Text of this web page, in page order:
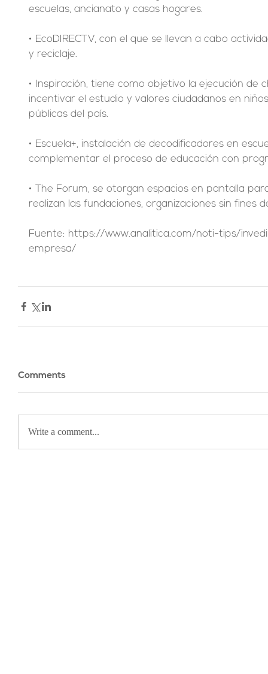
escuelas, ancianato y casas hogares.
• EcoDIRECTV, con el que se llevan a cabo
y reciclaje.
• Inspiración, tiene como objetivo la ejecución de
incentivar el estudio y valores ciudadanos en
públicas del país.
• Escuela+, instalación de decodificadores en
complementar el proceso de educación con
• The Forum, se otorgan espacios en pantalla
realizan las fundaciones, organizaciones sin fines
Fuente: https://www.analitica.com/noti-tips/
empresa/
Comments
Write a comment...